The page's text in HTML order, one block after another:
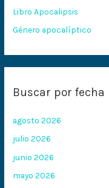
:Libro Apocalipsis
Género apocalíptico
Buscar por fecha
agosto 2026
julio 2026
junio 2026
mayo 2026